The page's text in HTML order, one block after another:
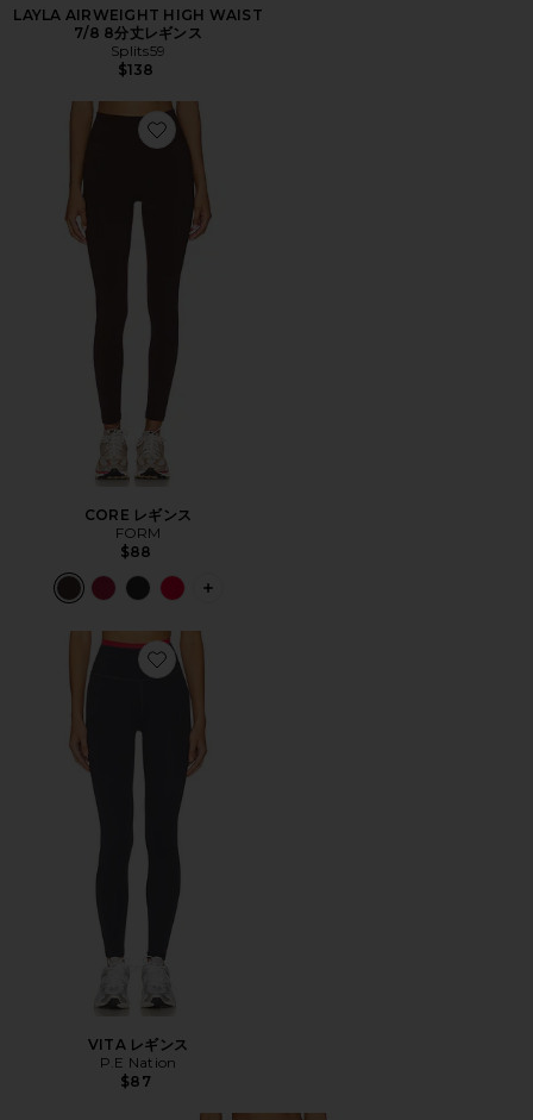
LAYLA AIRWEIGHT HIGH WAIST
7/8 8分丈レギンス
Splits59
$138
Favorite CORE レギンス
CORE レギンス
FORM
$88
PLUS ICON TO SEE MORE OPTIONS
Favorite VITA レギンス
VITA レギンス
P.E Nation
$87